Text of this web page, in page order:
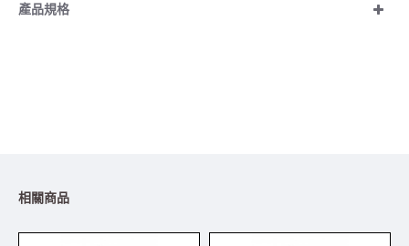
產品規格
相關商品